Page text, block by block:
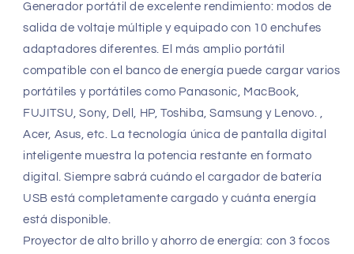
Generador portátil de excelente rendimiento: modos de
salida de voltaje múltiple y equipado con 10 enchufes
adaptadores diferentes. El más amplio portátil
compatible con el banco de energía puede cargar varios
portátiles y portátiles como Panasonic, MacBook,
FUJITSU, Sony, Dell, HP, Toshiba, Samsung y Lenovo. ,
Acer, Asus, etc. La tecnología única de pantalla digital
inteligente muestra la potencia restante en formato
digital. Siempre sabrá cuándo el cargador de batería
USB está completamente cargado y cuánta energía
está disponible.
Proyector de alto brillo y ahorro de energía: con 3 focos